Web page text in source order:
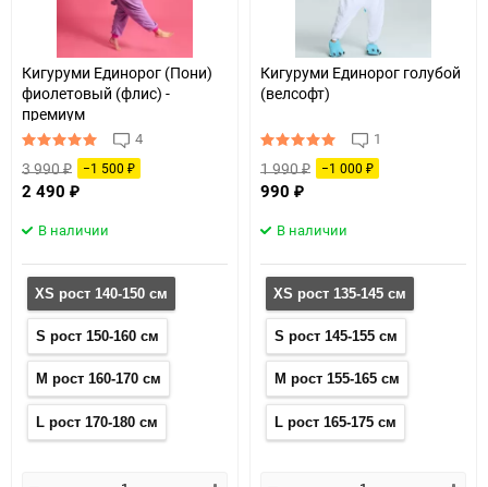
Кигуруми Единорог (Пони)
фиолетовый (флис) -
премиум
4
3 990₽ −1 500 ₽
2 490 ₽
В наличии
XS рост 140-150 см
S рост 150-160 см
M рост 160-170 см
L рост 170-180 см
Кигуруми Единорог голубой
(велсофт)
1
1 990₽ −1 000 ₽
990 ₽
В наличии
XS рост 135-145 см
S рост 145-155 см
M рост 155-165 см
L рост 165-175 см